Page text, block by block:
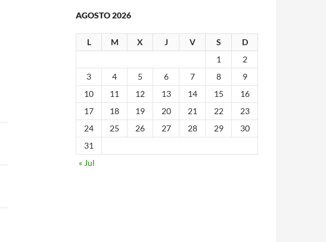
AGOSTO 2026
L M X J V S
D
1
2
3
4 5 6 7 8
9
10
11 12 13 14 15
16
17
18 19 20 21 22
23
24
25 26 27 28 29
30
31
« Jul